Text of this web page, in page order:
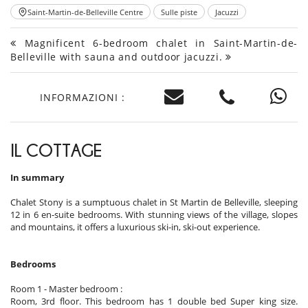
Saint-Martin-de-Belleville Centre Sulle piste Jacuzzi
Magnificent 6-bedroom chalet in Saint-Martin-de-
Belleville with sauna and outdoor jacuzzi.
INFORMAZIONI :
IL COTTAGE
In summary
Chalet Stony is a sumptuous chalet in St Martin de Belleville, sleeping
12 in 6 en-suite bedrooms. With stunning views of the village, slopes
and mountains, it offers a luxurious ski-in, ski-out experience.
Bedrooms
Room 1 - Master bedroom :
Room, 3rd floor. This bedroom has 1 double bed Super king size.